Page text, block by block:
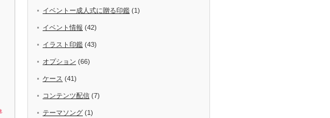
イベントー成人式に贈る印鑑 (1)
イベント情報 (42)
イラスト印鑑 (43)
オプション (66)
ケース (41)
コンテンツ配信 (7)
テーマソング (1)